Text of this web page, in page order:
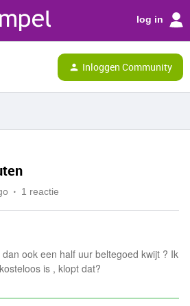
log in
Inloggen Community
1 reactie
ook een half uur beltegoed kwijt ? Ik
is , klopt dat?